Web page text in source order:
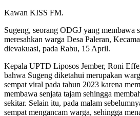
Kawan KISS FM.
Sugeng, seorang ODGJ yang membawa
meresahkan warga Desa Paleran,
dievakuasi, pada Rabu, 15 April.
Kepala UPTD Liposos Jember, Roni
bahwa Sugeng diketahui merupakan
sempat viral pada tahun 2023 karena
membawa senjata tajam sehingga
sekitar. Selain itu, pada malam
sempat mengancam warga, sehingga